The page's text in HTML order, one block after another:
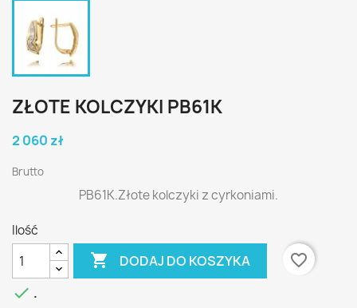
ZŁOTE KOLCZYKI PB61K
2 060 zł
Brutto
PB61K.Złote kolczyki z cyrkoniami.
Ilość
 DODAJ DO KOSZYKA
favorite_border
 .